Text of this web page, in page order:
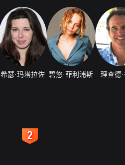
希瑟·玛塔拉佐 碧悠·菲利浦斯 理查德